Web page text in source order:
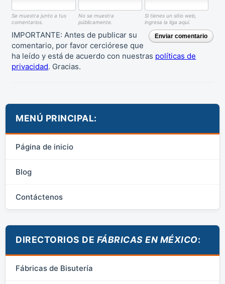
Se muestra junto a tus
comentarios.
No se muestra
públicamente.
Si tienes un sitio web,
ingresa la liga aquí.
Enviar comentario
IMPORTANTE: Antes de publicar su
comentario, por favor cerciórese que
ha leído y está de acuerdo con nuestras políticas de
privacidad. Gracias.
MENÚ PRINCIPAL:
Página de inicio
Blog
Contáctenos
DIRECTORIOS DE FÁBRICAS EN MÉXICO:
Fábricas de Bisutería